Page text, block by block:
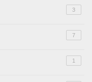
3
7
1